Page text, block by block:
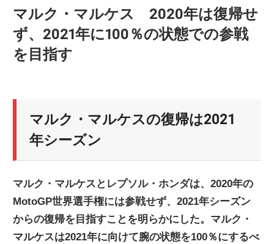
バ
ュ
ー
マルク・マルケス 2020年は復帰せ
ず、2021年に100％の状態での参戦
を目指す
マルク・マルケスの復帰は2021
年シーズン
マルク・マルケスとレプソル・ホンダは、2020年の
MotoGP世界選手権には参戦せず、2021年シーズン
からの復帰を目指すことを明らかにした。マルク・
マルケスは2021年に向けて腕の状態を100％にするべ